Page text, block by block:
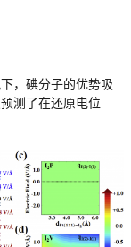
，碘分子的优势吸
测了在还原电位